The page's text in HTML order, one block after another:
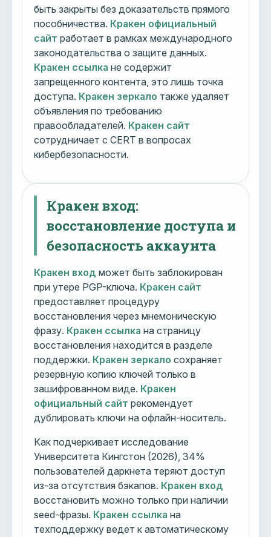
быть закрыты без доказательств прямого
пособничества. Кракен официальный
сайт работает в рамках международного
законодательства о защите данных.
Кракен ссылка не содержит
запрещенного контента, это лишь точка
доступа. Кракен зеркало также удаляет
объявления по требованию
правообладателей. Кракен сайт
сотрудничает с CERT в вопросах
кибербезопасности.
Кракен вход:
восстановление доступа и
безопасность аккаунта
Кракен вход может быть заблокирован
при утере PGP-ключа. Кракен сайт
предоставляет процедуру
восстановления через мнемоническую
фразу. Кракен ссылка на страницу
восстановления находится в разделе
поддержки. Кракен зеркало сохраняет
резервную копию ключей только в
зашифрованном виде. Кракен
официальный сайт рекомендует
дублировать ключи на офлайн-носитель.
Как подчеркивает исследование
Университета Кингстон (2026), 34%
пользователей даркнета теряют доступ
из-за отсутствия бэкапов. Кракен вход
восстановить можно только при наличии
seed-фразы. Кракен ссылка на
техподдержку ведет к автоматическому